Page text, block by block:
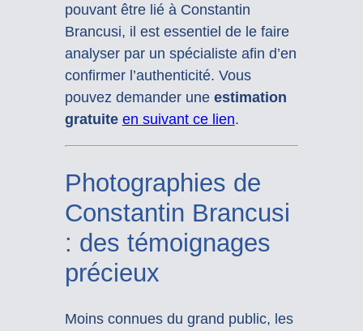
pouvant être lié à Constantin
Brancusi, il est essentiel de le faire
analyser par un spécialiste afin d’en
confirmer l’authenticité. Vous
pouvez demander une estimation
gratuite en suivant ce lien.
Photographies de
Constantin Brancusi
: des témoignages
précieux
Moins connues du grand public, les